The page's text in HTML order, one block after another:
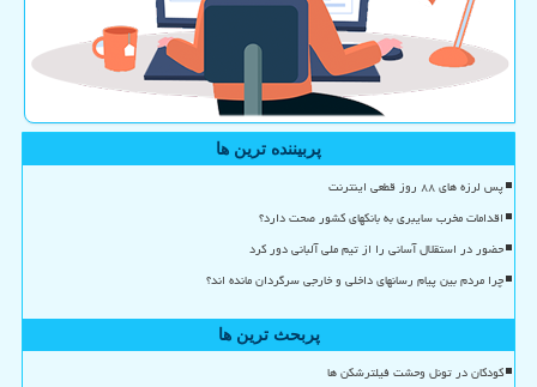
پربیننده ترین ها
پس لرزه های ۸۸ روز قطعی اینترنت
اقدامات مخرب سایبری به بانکهای کشور صحت دارد؟
حضور در استقلال آسانی را از تیم ملی آلبانی دور کرد
چرا مردم بین پیام رسانهای داخلی و خارجی سرگردان مانده اند؟
پربحث ترین ها
کودکان در تونل وحشت فیلترشکن ها